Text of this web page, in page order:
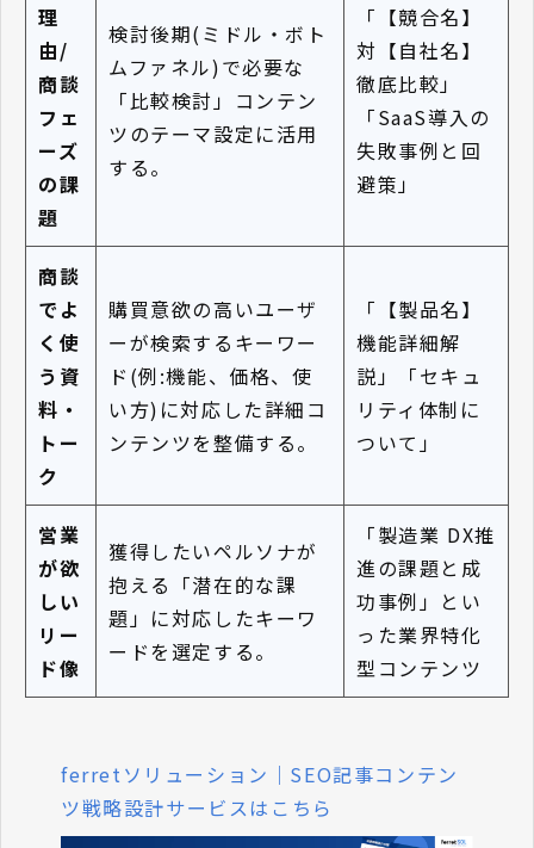
理
由/
商談
フェ
ーズ
の課
題
検討後期(ミドル・ボト
ムファネル)で必要な
「比較検討」コンテン
ツのテーマ設定に活用
する。
「【競合名】
対【自社名】
徹底比較」
「SaaS導入の
失敗事例と回
避策」
商談
でよ
く使
う資
料・
トー
ク
購買意欲の高いユーザ
ーが検索するキーワー
ド(例:機能、価格、使
い方)に対応した詳細コ
ンテンツを整備する。
「【製品名】
機能詳細解
説」「セキュ
リティ体制に
ついて」
営業
が欲
しい
リー
ド像
獲得したいペルソナが
抱える「潜在的な課
題」に対応したキーワ
ードを選定する。
「製造業 DX推
進の課題と成
功事例」とい
った業界特化
型コンテンツ
ferretソリューション｜SEO記事コンテン
ツ戦略設計サービスはこちら